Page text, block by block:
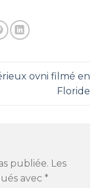
ovni filmé en
Floride
publiée. Les
avec *